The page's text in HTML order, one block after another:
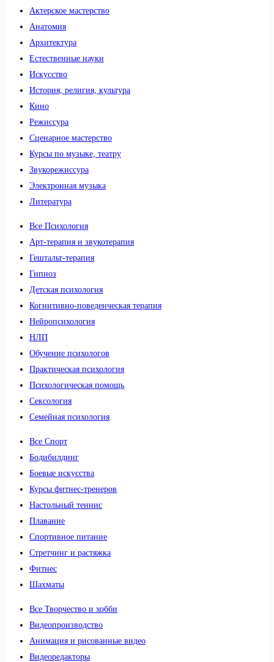
Актерское мастерство
Анатомия
Архитектура
Естественные науки
Искусство
История, религия, культура
Кино
Режиссура
Сценарное мастерство
Курсы по музыке, театру
Звукорежиссура
Электронная музыка
Литература
Все Психология
Арт-терапия и звукотерапия
Гештальт-терапия
Гипноз
Детская психология
Когнитивно-поведенческая терапия
Нейропсихология
НЛП
Обучение психологов
Практическая психология
Психологическая помощь
Сексология
Семейная психология
Все Спорт
Бодибилдинг
Боевые искусства
Курсы фитнес-тренеров
Настольный теннис
Плавание
Спортивное питание
Стретчинг и растяжка
Фитнес
Шахматы
Все Творчество и хобби
Видеопроизводство
Анимация и рисованные видео
Видеоредакторы